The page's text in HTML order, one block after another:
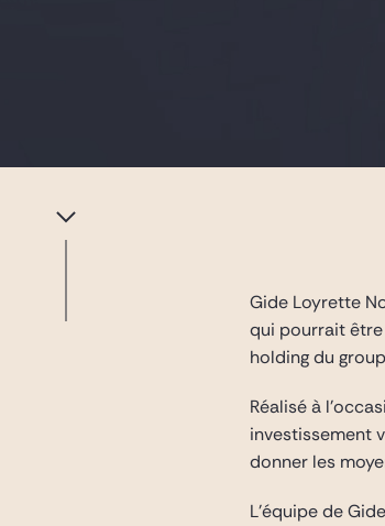
Gide Loyrette
qui pourrait
holding du
Réalisé à
investissement
donner les
L’équipe de